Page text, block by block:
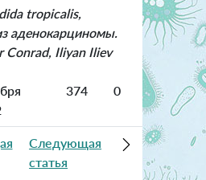
tropicalis,
аденокарциномы.
Conrad, Iliyan Iliev
374 0
Следующая
статья